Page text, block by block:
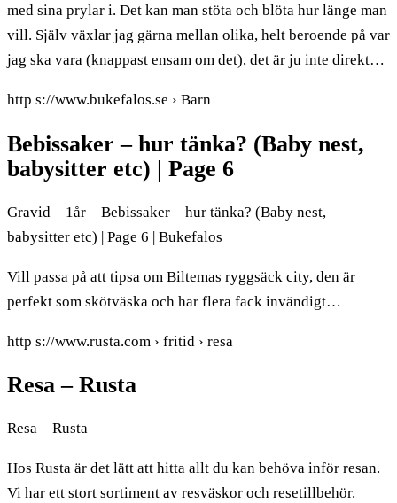
med sina prylar i. Det kan man stöta och blöta hur länge man
vill. Själv växlar jag gärna mellan olika, helt beroende på var
jag ska vara (knappast ensam om det), det är ju inte direkt…
http s://www.bukefalos.se › Barn
Bebissaker – hur tänka? (Baby nest,
babysitter etc) | Page 6
Gravid – 1år – Bebissaker – hur tänka? (Baby nest,
babysitter etc) | Page 6 | Bukefalos
Vill passa på att tipsa om Biltemas ryggsäck city, den är
perfekt som skötväska och har flera fack invändigt…
http s://www.rusta.com › fritid › resa
Resa – Rusta
Resa – Rusta
Hos Rusta är det lätt att hitta allt du kan behöva inför resan.
Vi har ett stort sortiment av resväskor och resetillbehör.